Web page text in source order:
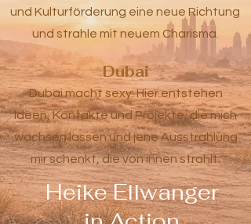
und Kulturförderung eine neue Richtung
und strahle mit neuem Charisma.
Dubai
Dubai macht sexy: Hier entstehen
Ideen, Kontakte und Projekte, die mich
wachsen lassen und jene Ausstrahlung
mir schenkt, die von innen strahlt.
Heike Ellwanger